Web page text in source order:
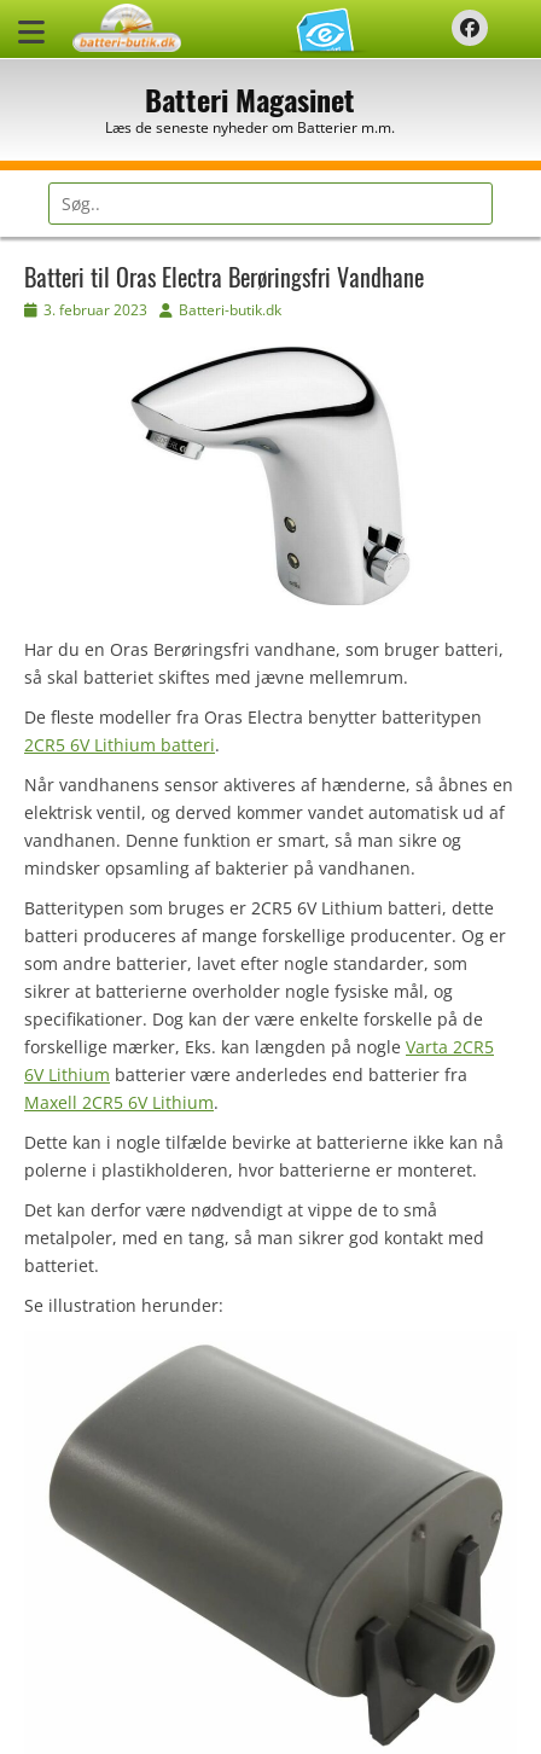
Batteri Magasinet
Læs de seneste nyheder om Batterier m.m.
Søg
efter:
Batteri til Oras Electra Berøringsfri Vandhane
Udgivet
3. februar 2023 Forfatter
Batteri-butik.dk
Har du en Oras Berøringsfri vandhane, som bruger batteri,
så skal batteriet skiftes med jævne mellemrum.
De fleste modeller fra Oras Electra benytter batteritypen
2CR5 6V Lithium batteri.
Når vandhanens sensor aktiveres af hænderne, så åbnes en
elektrisk ventil, og derved kommer vandet automatisk ud af
vandhanen. Denne funktion er smart, så man sikre og
mindsker opsamling af bakterier på vandhanen.
Batteritypen som bruges er 2CR5 6V Lithium batteri, dette
batteri produceres af mange forskellige producenter. Og er
som andre batterier, lavet efter nogle standarder, som
sikrer at batterierne overholder nogle fysiske mål, og
specifikationer. Dog kan der være enkelte forskelle på de
forskellige mærker, Eks. kan længden på nogle Varta 2CR5
6V Lithium batterier være anderledes end batterier fra
Maxell 2CR5 6V Lithium.
Dette kan i nogle tilfælde bevirke at batterierne ikke kan nå
polerne i plastikholderen, hvor batterierne er monteret.
Det kan derfor være nødvendigt at vippe de to små
metalpoler, med en tang, så man sikrer god kontakt med
batteriet.
Se illustration herunder: